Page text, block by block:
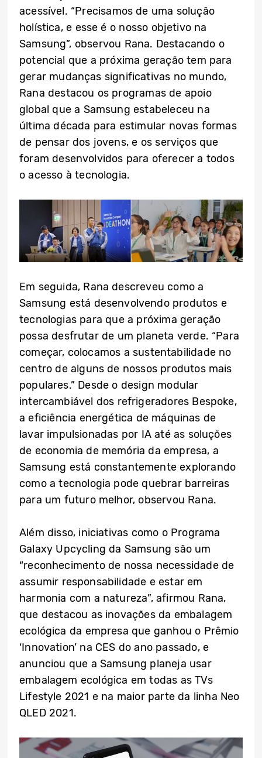
acessível. “Precisamos de uma solução
holística, e esse é o nosso objetivo na
Samsung”, observou Rana. Destacando o
potencial que a próxima geração tem para
gerar mudanças significativas no mundo,
Rana destacou os programas de apoio
global que a Samsung estabeleceu na
última década para estimular novas formas
de pensar dos jovens, e os serviços que
foram desenvolvidos para oferecer a todos
o acesso à tecnologia.
Em seguida, Rana descreveu como a
Samsung está desenvolvendo produtos e
tecnologias para que a próxima geração
possa desfrutar de um planeta verde. “Para
começar, colocamos a sustentabilidade no
centro de alguns de nossos produtos mais
populares.” Desde o design modular
intercambiável dos refrigeradores Bespoke,
a eficiência energética de máquinas de
lavar impulsionadas por IA até as soluções
de economia de memória da empresa, a
Samsung está constantemente explorando
como a tecnologia pode quebrar barreiras
para um futuro melhor, observou Rana.
Além disso, iniciativas como o Programa
Galaxy Upcycling da Samsung são um
“reconhecimento de nossa necessidade de
assumir responsabilidade e estar em
harmonia com a natureza”, afirmou Rana,
que destacou as inovações da embalagem
ecológica da empresa que ganhou o Prêmio
‘Innovation’ na CES do ano passado, e
anunciou que a Samsung planeja usar
embalagem ecológica em todas as TVs
Lifestyle 2021 e na maior parte da linha Neo
QLED 2021.